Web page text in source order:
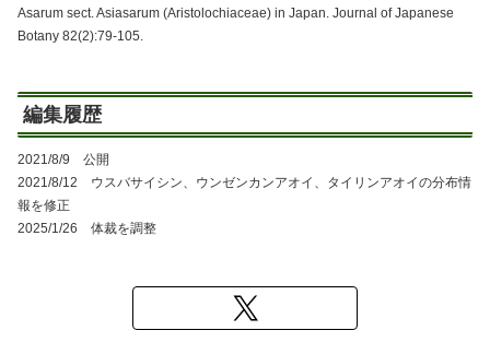
Asarum sect. Asiasarum (Aristolochiaceae) in Japan. Journal of Japanese
Botany 82(2):79-105.
編集履歴
2021/8/9 公開
2021/8/12 ウスバサイシン、ウンゼンカンアオイ、タイリンアオイの分布情
報を修正
2025/1/26 体裁を調整